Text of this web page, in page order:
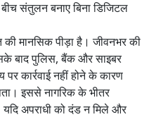
संतुलन बनाए बिना डिजिटल
मानसिक पीड़ा है। जीवनभर की
बाद पुलिस, बैंक और साइबर
कार्रवाई नहीं होने के कारण
इससे नागरिक के भीतर
यदि अपराधी को दंड न मिले और